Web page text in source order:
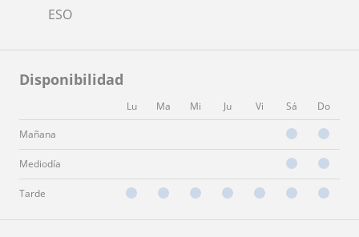
ESO
Disponibilidad
Lu Ma Mi Ju Vi Sá Do
Mañana
Mediodía
Tarde